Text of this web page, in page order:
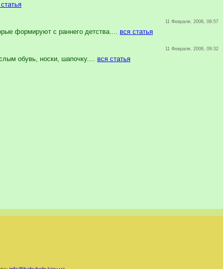
11 Февраля, 2006, 09:57
формируют с раннего детства.... вся статья
11 Февраля, 2006, 09:32
обувь, носки, шапочку.... вся статья